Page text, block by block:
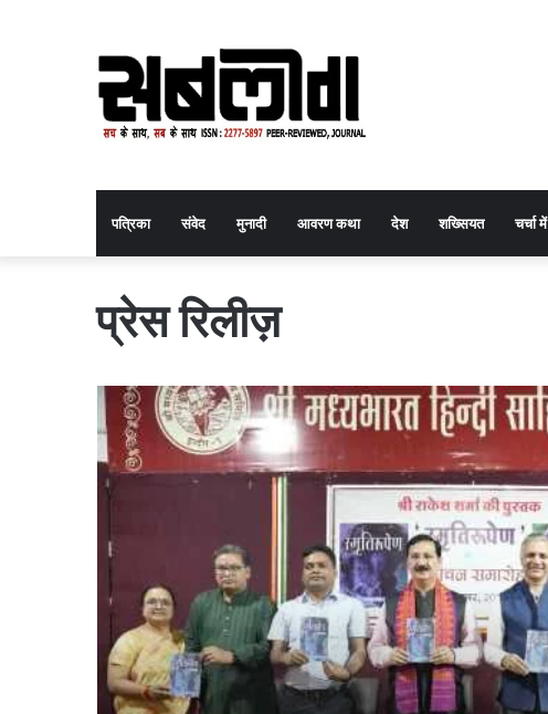
पत्रिका संवेद मुनादी आवरण कथा देश शख्सियत चर्चा में
प्रेस रिलीज़